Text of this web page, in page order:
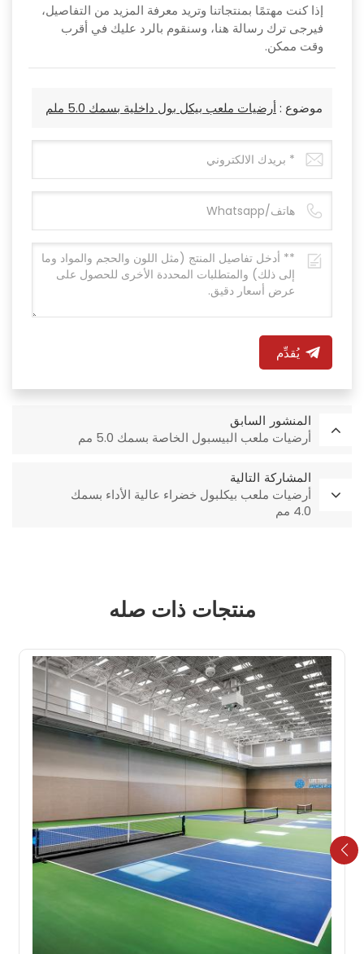
إذا كنت مهتمًا بمنتجاتنا وتريد معرفة المزيد من التفاصيل،
فيرجى ترك رسالة هنا، وسنقوم بالرد عليك في أقرب
وقت ممكن.
موضوع :أرضيات ملعب بيكل بول داخلية بسمك 5.0 ملم
يُقدِّم
المنشور السابق
أرضيات ملعب البيسبول الخاصة بسمك 5.0 مم
المشاركة التالية
أرضيات ملعب بيكلبول خضراء عالية الأداء بسمك
4.0 مم
منتجات ذات صله